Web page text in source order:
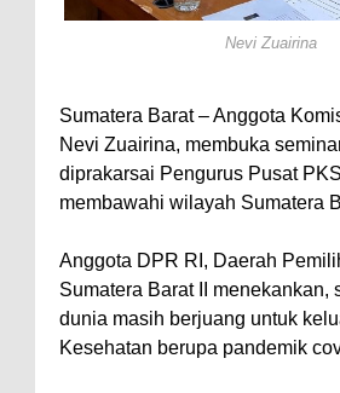
Nevi Zuairina
Sumatera Barat – Anggota
Nevi Zuairina, membuka
diprakarsai Pengurus Pusat
membawahi wilayah Sumatera
Anggota DPR RI, Daerah
Sumatera Barat II menekankan,
dunia masih berjuang untuk
Kesehatan berupa pandemik